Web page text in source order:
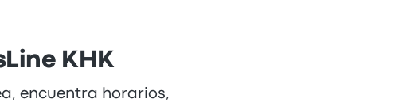
KHK
encuentra horarios,